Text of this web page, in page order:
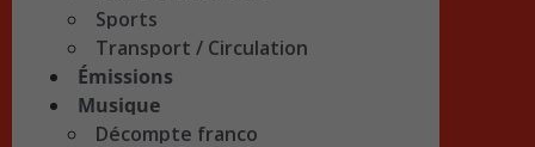
Sports
Transport / Circulation
Émissions
Musique
Décompte franco